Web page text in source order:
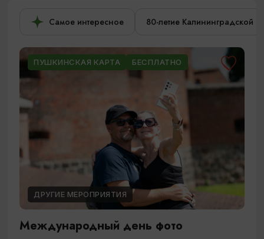
Самое интересное 80-летие Калининградской
ПУШКИНСКАЯ КАРТА БЕСПЛАТНО
ДРУГИЕ МЕРОПРИЯТИЯ
Международный день фото